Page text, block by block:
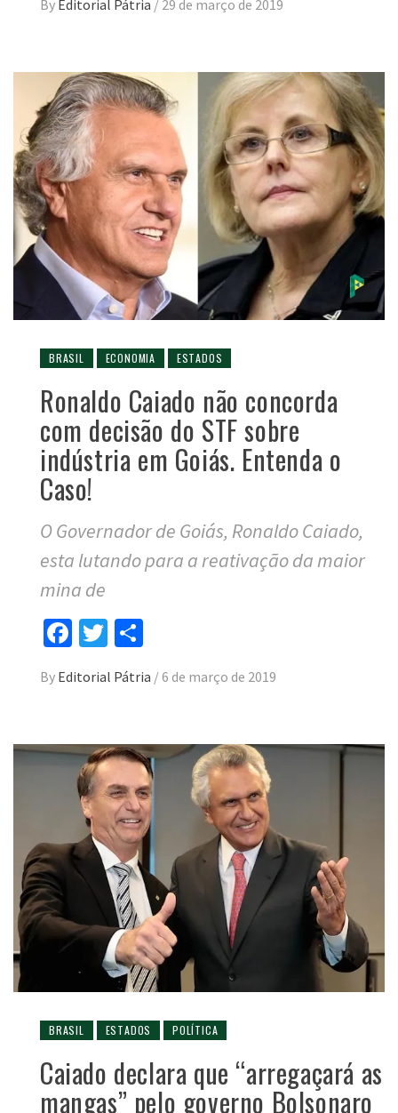
By Editorial Pátria / 29 de março de 2019
BRASIL ECONOMIA ESTADOS
Ronaldo Caiado não concorda
com decisão do STF sobre
indústria em Goiás. Entenda o
Caso!
O Governador de Goiás, Ronaldo Caiado,
esta lutando para a reativação da maior
mina de
Facebook
Twitter
By Editorial Pátria /6 de março de 2019
BRASIL ESTADOS POLÍTICA
Caiado declara que “arregaçará as
mangas” pelo governo Bolsonaro